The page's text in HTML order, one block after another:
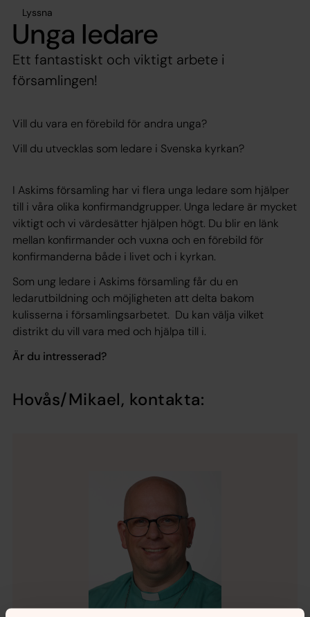
Lyssna
Unga ledare
Ett fantastiskt och viktigt arbete i
församlingen!
Vill du vara en förebild för andra unga?
Vill du utvecklas som ledare i Svenska kyrkan?
I Askims församling har vi flera unga ledare som hjälper
till i våra olika konfirmandgrupper. Unga ledare är mycket
viktigt och vi värdesätter hjälpen högt. Du blir en länk
mellan konfirmander och vuxna och en förebild för
konfirmanderna både i livet och i kyrkan.
Som ung ledare i Askims församling får du en
ledarutbildning och möjligheten att delta bakom
kulisserna i församlingsarbetet. Du kan välja vilket
distrikt du vill vara med och hjälpa till i.
Är du intresserad?
Hovås/Mikael, kontakta: